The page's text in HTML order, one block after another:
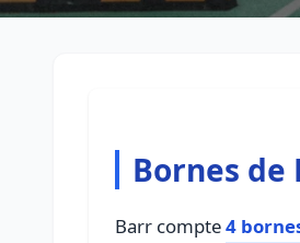
Bornes de
Barr compte4